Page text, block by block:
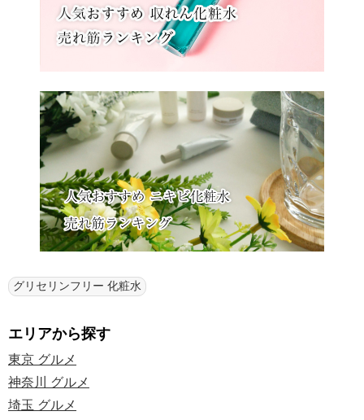
グリセリンフリー 化粧水
エリアから探す
東京 グルメ
神奈川 グルメ
埼玉 グルメ